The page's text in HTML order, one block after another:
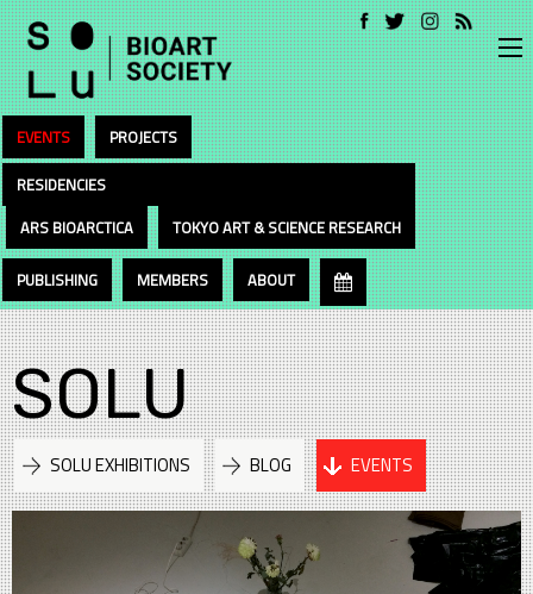
EVENTS
PROJECTS
RESIDENCIES
ARS BIOARCTICA
TOKYO ART & SCIENCE RESEARCH
PUBLISHING MEMBERS ABOUT
SOLU
SOLU EXHIBITIONS BLOG EVENTS